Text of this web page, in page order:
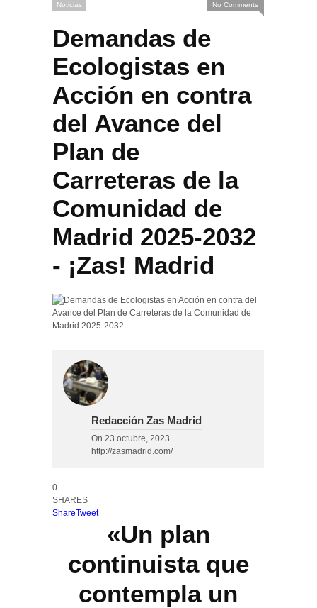
Noticias No Comments
Demandas de
Ecologistas en
Acción en contra
del Avance del
Plan de
Carreteras de la
Comunidad de
Madrid 2025-2032
- ¡Zas! Madrid
Redacción Zas Madrid
On 23 octubre, 2023
http://zasmadrid.com/
0
SHARES
ShareTweet
«Un plan
continuista que
contempla un